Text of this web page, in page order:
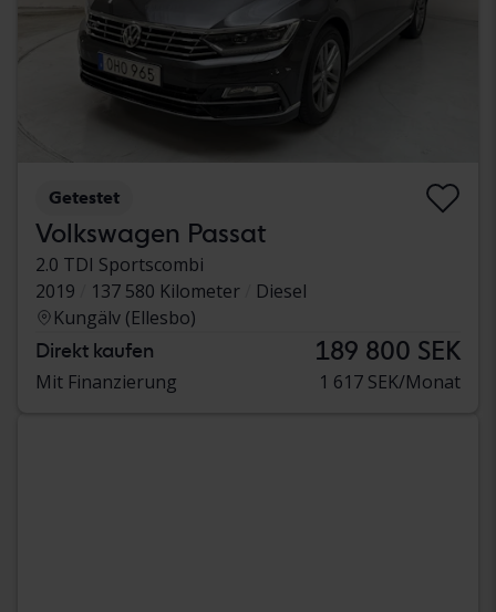
Getestet
Volkswagen Passat
2.0 TDI Sportscombi
2019
137 580 Kilometer
Diesel
Kungälv (Ellesbo)
Direkt kaufen 189 800 SEK
Mit Finanzierung 1 617 SEK/Monat